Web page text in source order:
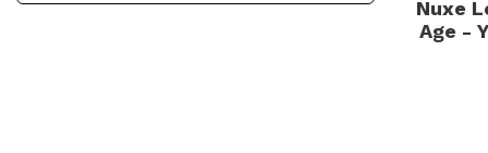
Nuxe
Age -